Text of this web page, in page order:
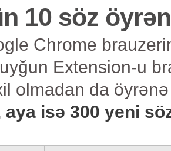
10 söz
Chrome
Extension-u
olmadan da
aya isə 300 yeni